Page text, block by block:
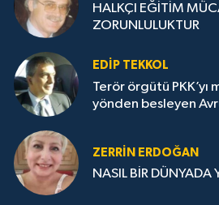
HALKÇI EĞİTİM
ZORUNLULUKTUR
EDIP TEKKOL
Terör örgütü PKK’yı
yönden besleyen
ZERRIN ERDOĞAN
NASIL BİR DÜNYADA